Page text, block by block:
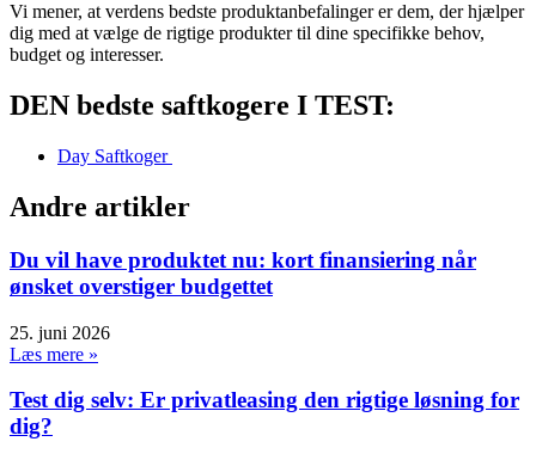
Vi mener, at verdens bedste produktanbefalinger er dem, der hjælper
dig med at vælge de rigtige produkter til dine specifikke behov,
budget og interesser.
DEN bedste saftkogere I TEST:
Day Saftkoger
Andre artikler
Du vil have produktet nu: kort finansiering når
ønsket overstiger budgettet
25. juni 2026
Læs mere »
Test dig selv: Er privatleasing den rigtige løsning for
dig?